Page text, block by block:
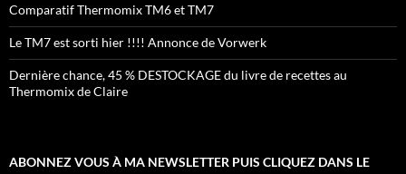
Comparatif Thermomix TM6 et TM7
Le TM7 est sorti hier !!!! Annonce de Vorwerk
Dernière chance, 45 % DESTOCKAGE du livre de recettes au
Thermomix de Claire
ABONNEZ VOUS À MA NEWSLETTER PUIS CLIQUEZ DANS LE